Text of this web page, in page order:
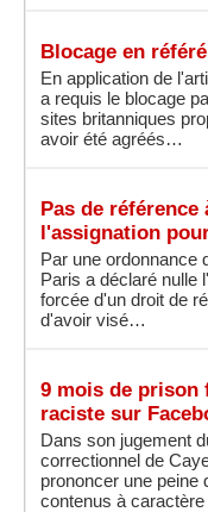
Blocage en
En application de
a requis le blocage
sites britanniques
avoir été agréés…
Pas de
l'assignation
Par une ordonnance
Paris a déclaré nulle
forcée d'un droit de
d'avoir visé…
9 mois de prison
raciste sur
Dans son jugement
correctionnel de
prononcer une peine
contenus à